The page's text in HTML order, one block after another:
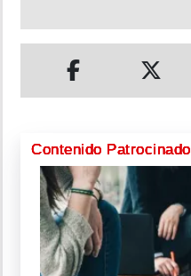
Contenido Patrocinado